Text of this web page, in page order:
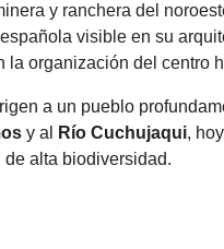
y ranchera del
visible en su
la organización del centro
a un pueblo
y al Río Cuchujaqui,
alta biodiversidad.